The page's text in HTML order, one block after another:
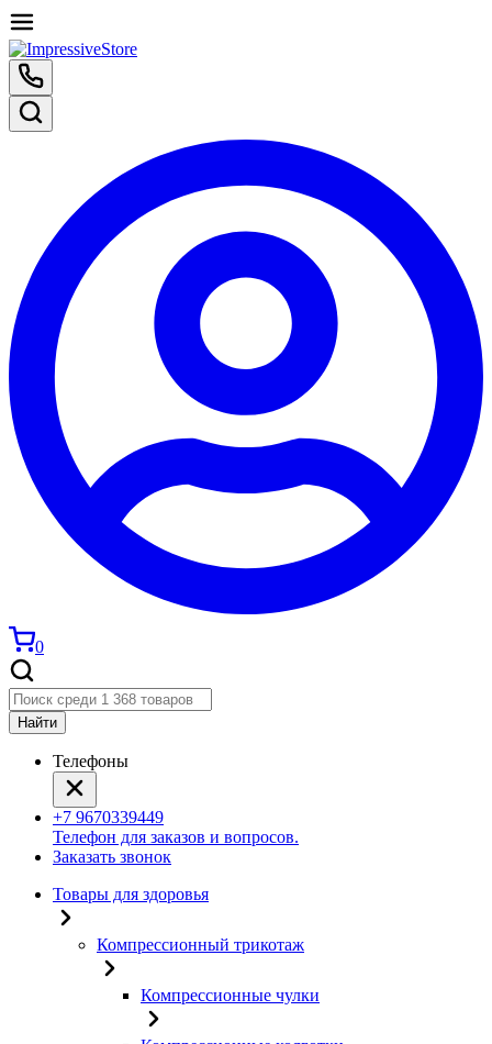
0
Найти
Телефоны
+7 9670339449
Телефон для заказов и вопросов.
Заказать звонок
Товары для здоровья
Компрессионный трикотаж
Компрессионные чулки